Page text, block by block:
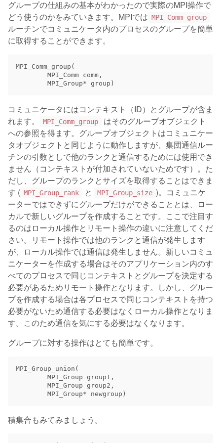
グループの仕組みの基本がわかったので実際のMPI操作で
どう使うのかをみていきます。MPIでは MPI_Comm_group
ルーチンでコミュニケータ内のプロセスのグループを簡単
に取得することができます。
MPI_Comm_group (
MPI_Comm comm ,
MPI_Group* group )
コミュニケータにはコンテキスト（ID）とグループが含ま
れます。
MPI_Comm_group
はそのグループオブジェクト
への参照を得ます。グループオブジェクトはコミュニケー
タオブジェクトと同じように動作しますが、集団通信ルー
チンの引数としで他のランクと通信するためには使用でき
ません（コンテキストが付加されていないためです）。た
だし、グループのランクとサイズを取得することはできま
す ( MPI_Group_rank と MPI_Group_size )。コミュニケ
ーターではできずにグループだけができることとは、ロー
カルで新しいグループを作成することです。ここで注目す
るのはローカル操作とリモート操作の違いに注意してくだ
さい。リモート操作では他のランクと通信が発生します
が、ローカル操作では通信は発生しません。新しいコミュ
ニケーターを作成する場合はそのアプリケーション内のす
べてのプロセスで同じコンテキストとグループを決定する
必要があるためリモート操作となります。しかし、グルー
プを作成する場合は各プロセスで同じコンテキストを持つ
必要がないため通信する必要はなくローカル操作となりま
す。このため通信を気にする必要はなくなります。
グループに対する操作はとても簡単です。
MPI_Group_union (
MPI_Group group1 ,
MPI_Group group2 ,
MPI_Group* newgroup )
積集合もみてみましょう。